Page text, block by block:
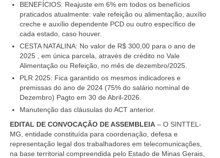
BENEFÍCIOS: Reajuste em 6% em todos os benefícios
praticados atualmente: vale refeição ou alimentação, auxílio
creche e auxílio dependente PCD ou outro específico de
cada estado, caso houver.
CESTA NATALINA: No valor de R$ 300,00 para o ano de
2025 , em única parcela, através de crédito no Vale
Alimentação ou Refeição, no mês de dezembro/2025.
PLR 2025: Fica garantido os mesmos indicadores e
premissas do ano de 2024 (75% do salário nominal de
Dezembro) Pagto em 30 de Abril-2026.
Manutenção das cláusulas do ACT anterior.
EDITAL DE CONVOCAÇÃO DE ASSEMBLEIA – O SINTTEL-
MG , entidade constituída para coordenação, defesa e
representação legal dos trabalhadores em telecomunicações,
na base territorial compreendida pelo Estado de Minas Gerais,